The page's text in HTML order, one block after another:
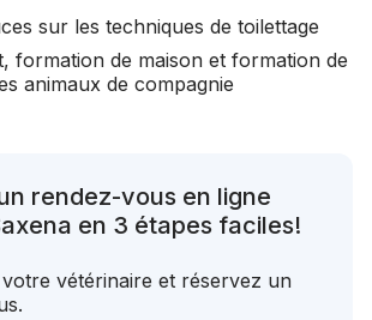
sur les techniques de toilettage
formation de maison et formation de
animaux de compagnie
rendez-vous en ligne
en 3 étapes faciles!
votre vétérinaire et réservez un